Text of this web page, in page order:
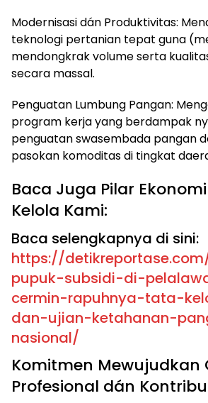
​Modernisasi dán Produktivitas:
teknologi pertanian tepat guna
mendongkrak volume serta
secara massal.
​Penguatan Lumbung Pangan:
program kerja yang berdampak
penguatan swasembada pangan
pasokan komoditas di tingkat
​Baca Juga Pilar
Kelola Kami:
Baca selengkapnya di sini:
https://
pupuk-subsidi-di-
cermin-rapuhnya-tata-
dan-ujian-ketahanan-
nasional/
​Komitmen Mewujudkan
Profesional dán